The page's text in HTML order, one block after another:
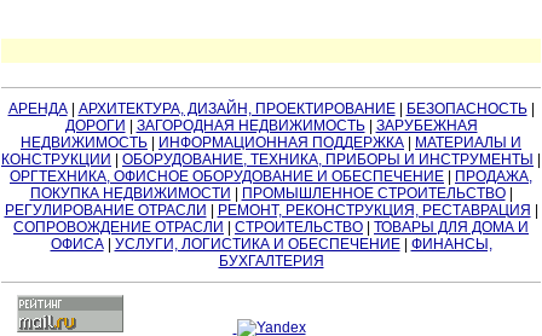
АРЕНДА| АРХИТЕКТУРА, ДИЗАЙН, ПРОЕКТИРОВАНИЕ| БЕЗОПАСНОСТЬ|
ДОРОГИ
ЗАГОРОДНАЯ НЕДВИЖИМОСТЬ| ЗАРУБЕЖНАЯ
НЕДВИЖИМОСТЬ
ИНФОРМАЦИОННАЯ ПОДДЕРЖКА
МАТЕРИАЛЫ И
КОНСТРУКЦИИ
ОБОРУДОВАНИЕ, ТЕХНИКА, ПРИБОРЫ И ИНСТРУМЕНТЫ
ОРГТЕХНИКА, ОФИСНОЕ ОБОРУДОВАНИЕ И ОБЕСПЕЧЕНИЕ
ПРОДАЖА,
ПОКУПКА НЕДВИЖИМОСТИ
ПРОМЫШЛЕННОЕ СТРОИТЕЛЬСТВО|
РЕГУЛИРОВАНИЕ ОТРАСЛИ
РЕМОНТ, РЕКОНСТРУКЦИЯ, РЕСТАВРАЦИЯ
СОПРОВОЖДЕНИЕ ОТРАСЛИ
СТРОИТЕЛЬСТВО
ТОВАРЫ ДЛЯ ДОМА И
ОФИСА| УСЛУГИ, ЛОГИСТИКА И ОБЕСПЕЧЕНИЕ| ФИНАНСЫ,
БУХГАЛТЕРИЯ